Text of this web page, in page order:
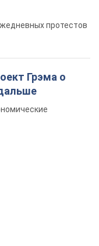
протестов
Грэма о